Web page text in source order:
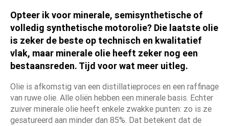
Opteer ik voor minerale, semisynthetische of
volledig synthetische motorolie? Die laatste olie
is zeker de beste op technisch en kwalitatief
vlak, maar minerale olie heeft zeker nog een
bestaansreden. Tijd voor wat meer uitleg.
Olie is afkomstig van een distillatieproces en een raffinage
van ruwe olie. Alle oliën hebben een minerale basis. Echter
zuiver minerale olie heeft enkele zwakke punten: zo is ze
gesatureerd aan minder dan 85%. Dat betekent dat de